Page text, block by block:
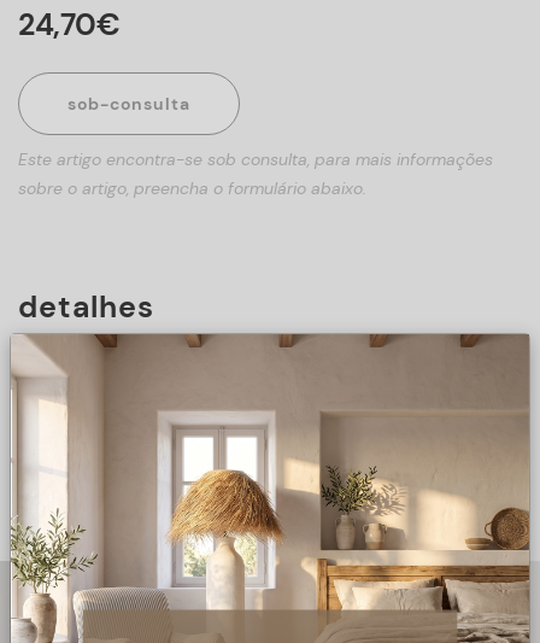
24,70€
sob-consulta
Este artigo encontra-se sob consulta, para mais informações
sobre o artigo, preencha o formulário abaixo.
detalhes